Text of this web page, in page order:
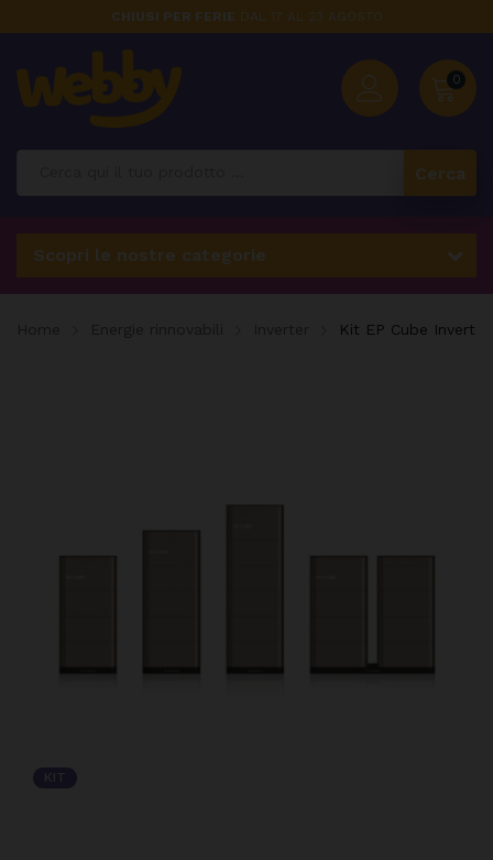
CHIUSI PER FERIE DAL 17 AL 23 AGOSTO
0
Cerca
Scopri le nostre categorie
Kit EP Cube
KIT